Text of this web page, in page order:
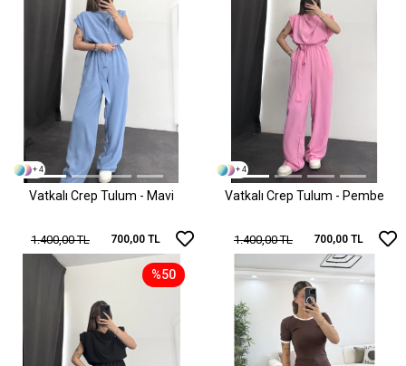
+ 4
Vatkalı Crep Tulum - Mavi
1.400,00 TL 700,00 TL
+ 4
Vatkalı Crep Tulum - Pembe
1.400,00 TL 700,00 TL
%50